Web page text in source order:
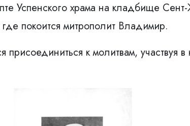
Успенского храма на кладбище
где покоится митрополит Владимир.
к молитвам, участвуя